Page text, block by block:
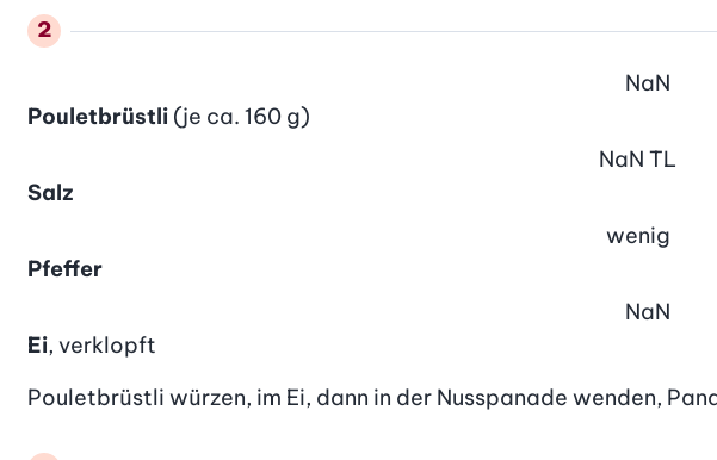
Pouletbrüstli (je ca. 160 g)
NaN
Salz
NaN TL
Pfeffer
wenig
Ei, verklopft
NaN
Pouletbrüstli würzen, im Ei, dann in der Nusspanade wenden,